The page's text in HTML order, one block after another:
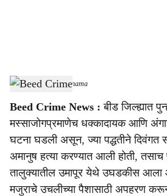
a
r
e
Beed Crime -sarkarnama
Beed Crime News : बीड जिल्ह्यात
मस्साजोगप्रमाणेच धक्कादायक आणि
घटना घडली असून, ज्या पद्धतीने दिवंगत
अमानुष हत्या करण्यात आली होती, तसाच
तालुक्यातील उमापूर येथे उघडकीस
मजुराचे उचलीच्या पैशासाठी अपहरण